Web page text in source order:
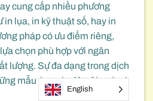
cung cấp nhiều phương
in lụa, in kỹ thuật số, hay in
pháp có ưu điểm riêng,
chọn phù hợp với ngân
lượng. Sự đa dạng trong dịch
mẫu áo polo độc đáo và cá
English